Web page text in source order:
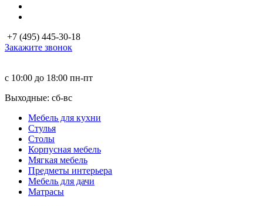
+7 (495) 445-30-18
Закажите звонок
с 10:00 до 18:00 пн-пт
Выходные: сб-вc
Мебель для кухни
Стулья
Столы
Корпусная мебель
Мягкая мебель
Предметы интерьера
Мебель для дачи
Матраcы